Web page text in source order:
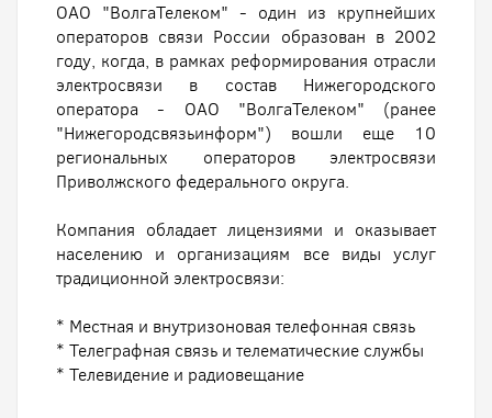
ОАО "ВолгаТелеком" - один из крупнейших
операторов связи России образован в 2002
году, когда, в рамках реформирования отрасли
электросвязи в состав Нижегородского
оператора - ОАО "ВолгаТелеком" (ранее
"Нижегородсвязьинформ") вошли еще 10
региональных операторов электросвязи
Приволжского федерального округа.
Компания обладает лицензиями и оказывает
населению и организациям все виды услуг
традиционной электросвязи:
* Местная и внутризоновая телефонная связь
* Телеграфная связь и телематические службы
* Телевидение и радиовещание